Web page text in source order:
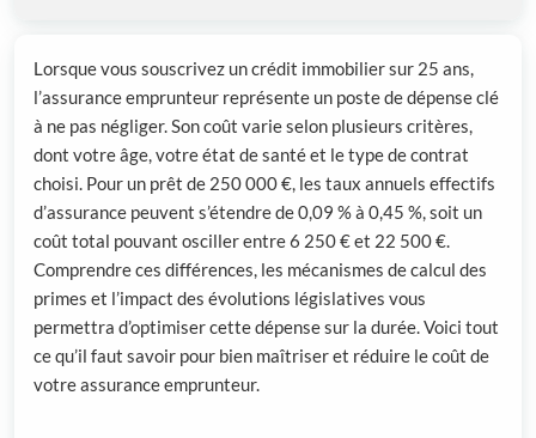
Lorsque vous souscrivez un crédit immobilier sur 25 ans,
l’assurance emprunteur représente un poste de dépense clé
à ne pas négliger. Son coût varie selon plusieurs critères,
dont votre âge, votre état de santé et le type de contrat
choisi. Pour un prêt de 250 000 €, les taux annuels effectifs
d’assurance peuvent s’étendre de 0,09 % à 0,45 %, soit un
coût total pouvant osciller entre 6 250 € et 22 500 €.
Comprendre ces différences, les mécanismes de calcul des
primes et l’impact des évolutions législatives vous
permettra d’optimiser cette dépense sur la durée. Voici tout
ce qu’il faut savoir pour bien maîtriser et réduire le coût de
votre assurance emprunteur.